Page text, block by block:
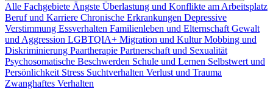
Alle Fachgebiete Ängste Überlastung und Konflikte am Arbeitsplatz
Beruf und Karriere Chronische Erkrankungen Depressive
Verstimmung Essverhalten Familienleben und Elternschaft Gewalt
und Aggression LGBTQIA+ Migration und KulturMobbing und
Diskriminierung Paartherapie Partnerschaft und Sexualität
Psychosomatische Beschwerden Schule und Lernen Selbstwert und
Persönlichkeit Stress Suchtverhalten Verlust und Trauma
Zwanghaftes Verhalten